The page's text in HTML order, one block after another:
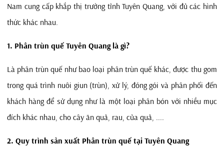
Nam cung cấp khắp thị trường tỉnh Tuyên Quang, với đủ các hình
thức khác nhau.
1. Phân trùn quế Tuyên Quang là gì?
Là phân trùn quế như bao loại phân trùn quế khác, được thu gom
trong quá trình nuôi giun (trùn), xử lý, đóng gói và phân phối đến
khách hàng để sử dụng như là một loại phân bón với nhiều mục
đích khác nhau, cho cây ăn quả, rau, của quả, ....
2. Quy trình sản xuất Phân trùn quế tại Tuyên Quang